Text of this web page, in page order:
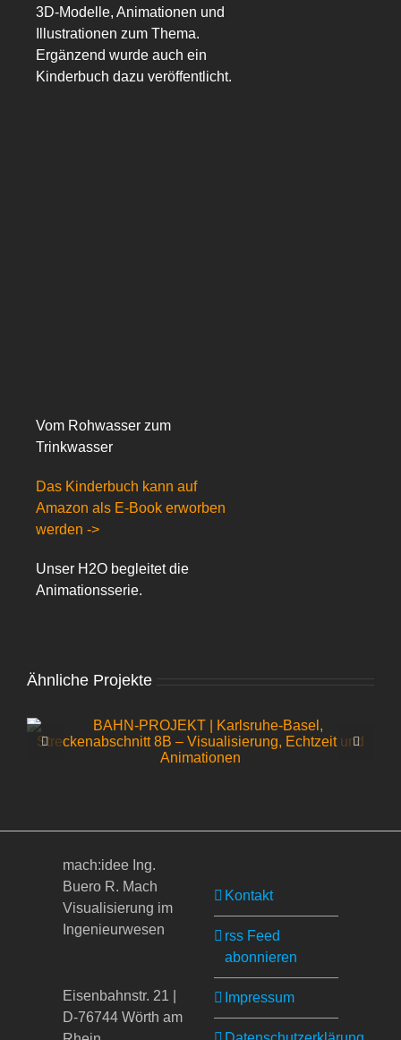
3D-Modelle, Animationen und
Illustrationen zum Thema.
Ergänzend wurde auch ein
Kinderbuch dazu veröffentlicht.
Vom Rohwasser zum
Trinkwasser
Das Kinderbuch kann auf
Amazon als E-Book erworben
werden ->
Unser H2O begleitet die
Animationsserie.
Ähnliche Projekte
mach:idee Ing.
Buero R. Mach
Visualisierung im
Ingenieurwesen
Eisenbahnstr. 21 |
D-76744 Wörth am
Kontakt
rss Feed
abonnieren
Impressum